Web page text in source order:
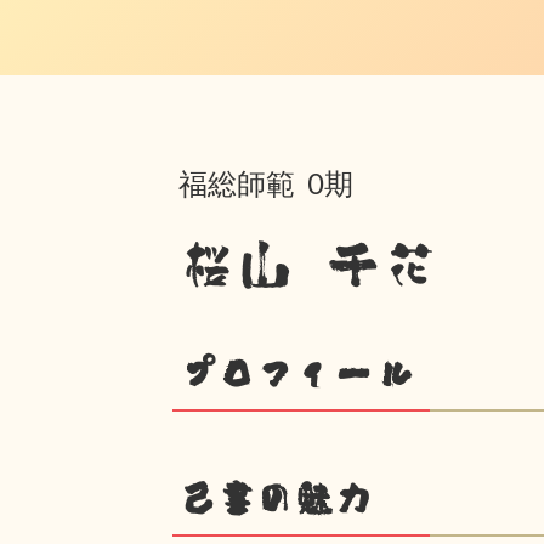
福総師範 0期
桜山 千花
プロフィール
己書の魅力